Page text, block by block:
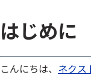
はじめに
こんにちは、 ネクス